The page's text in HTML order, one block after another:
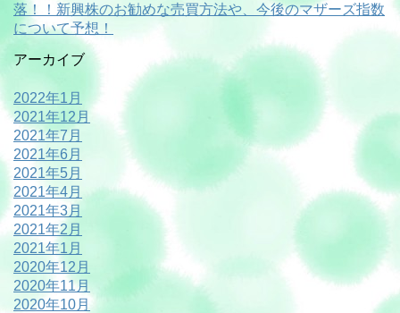
落！！新興株のお勧めな売買方法や、今後のマザーズ指数
について予想！
アーカイブ
2022年1月
2021年12月
2021年7月
2021年6月
2021年5月
2021年4月
2021年3月
2021年2月
2021年1月
2020年12月
2020年11月
2020年10月